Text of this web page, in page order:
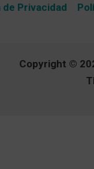
Privacidad
Copyright ©